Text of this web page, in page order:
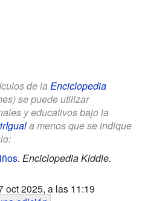
de la Enciclopedia
se puede utilizar
y educativos bajo la
a menos que se indique
. Enciclopedia Kiddle.
oct 2025, a las 11:19